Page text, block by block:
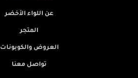
عن اللواء الأخضر
المتجر
العروض والكوبونات
تواصل معنا